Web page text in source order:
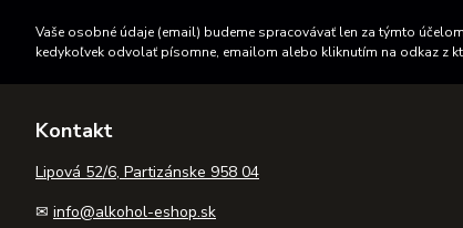
Vaše osobné údaje (email) budeme spracovávať len za týmto
kedykoľvek odvolať písomne, emailom alebo kliknutím na odkaz z
Kontakt
Lipová 52/6, Partizánske 958 04
✉ info@alkohol-eshop.sk